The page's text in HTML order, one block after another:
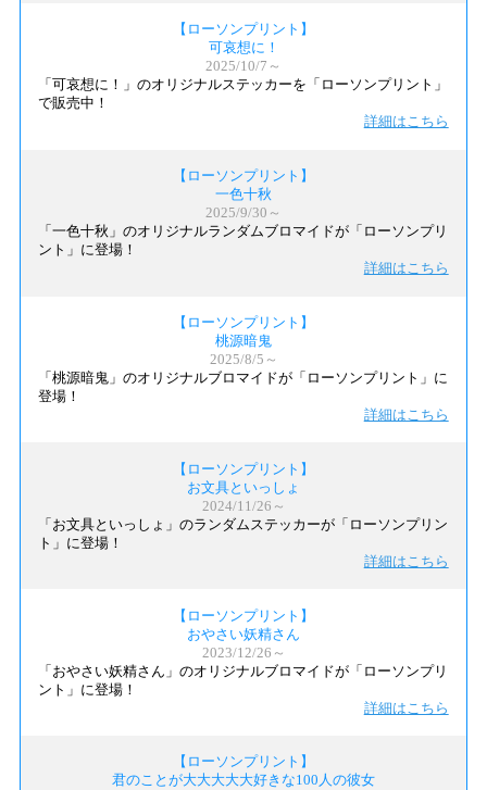
【ローソンプリント】
可哀想に！
2025/10/7～
「可哀想に！」のオリジナルステッカーを「ローソンプリント」
で販売中！
詳細はこちら
【ローソンプリント】
一色十秋
2025/9/30～
「一色十秋」のオリジナルランダムブロマイドが「ローソンプリ
ント」に登場！
詳細はこちら
【ローソンプリント】
桃源暗鬼
2025/8/5～
「桃源暗鬼」のオリジナルブロマイドが「ローソンプリント」に
登場！
詳細はこちら
【ローソンプリント】
お文具といっしょ
2024/11/26～
「お文具といっしょ」のランダムステッカーが「ローソンプリン
ト」に登場！
詳細はこちら
【ローソンプリント】
おやさい妖精さん
2023/12/26～
「おやさい妖精さん」のオリジナルブロマイドが「ローソンプリ
ント」に登場！
詳細はこちら
【ローソンプリント】
君のことが大大大大大好きな100人の彼女